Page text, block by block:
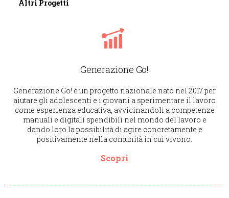
Altri Progetti
Generazione Go!
Generazione Go! è un progetto nazionale nato nel 2017 per
aiutare gli adolescenti e i giovani a sperimentare il lavoro
come esperienza educativa, avvicinandoli a competenze
manuali e digitali spendibili nel mondo del lavoro e
dando loro la possibilità di agire concretamente e
positivamente nella comunità in cui vivono.
Scopri